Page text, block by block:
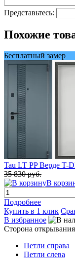
Представьтесь:
Похожие
Бесплатный замер
Tau LT PP Верде T-
35 830 руб.
В
Подробнее
Купить в 1 клик
В избранное
Сторона открывания
Петли справа
Петли слева